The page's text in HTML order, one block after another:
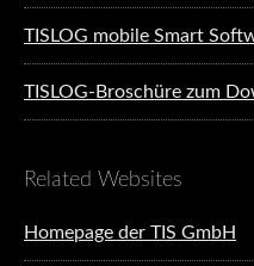
TISLOG mobile Smart
TISLOG-Broschüre zum
Related Websites
Homepage der TIS GmbH